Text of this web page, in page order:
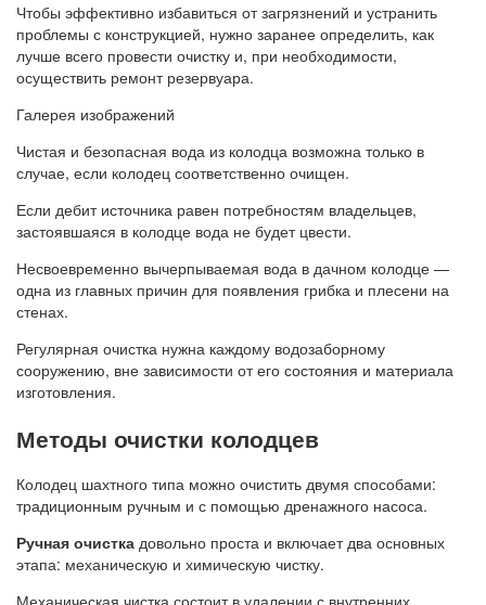
Чтобы эффективно избавиться от загрязнений и устранить
проблемы с конструкцией, нужно заранее определить, как
лучше всего провести очистку и, при необходимости,
осуществить ремонт резервуара.
Галерея изображений
Чистая и безопасная вода из колодца возможна только в
случае, если колодец соответственно очищен.
Если дебит источника равен потребностям владельцев,
застоявшаяся в колодце вода не будет цвести.
Несвоевременно вычерпываемая вода в дачном колодце —
одна из главных причин для появления грибка и плесени на
стенах.
Регулярная очистка нужна каждому водозаборному
сооружению, вне зависимости от его состояния и материала
изготовления.
Методы очистки колодцев
Колодец шахтного типа можно очистить двумя способами:
традиционным ручным и с помощью дренажного насоса.
Ручная очистка довольно проста и включает два основных
этапа: механическую и химическую чистку.